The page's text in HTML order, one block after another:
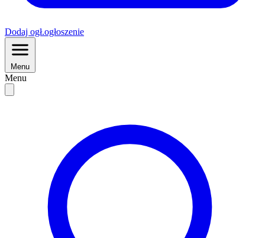
Dodaj ogł.ogłoszenie
Menu
Menu